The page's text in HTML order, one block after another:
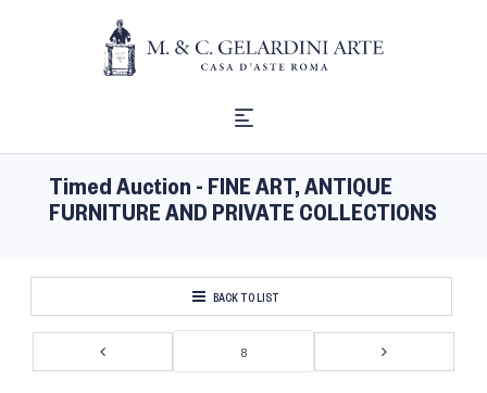
Timed Auction - FINE ART, ANTIQUE
FURNITURE AND PRIVATE COLLECTIONS
BACK TO LIST